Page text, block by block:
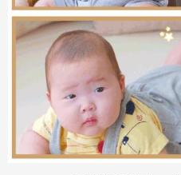
什么原因选择了爱帝